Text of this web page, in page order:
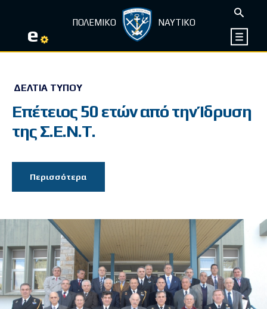
e ΠΟΛΕΜΙΚΟ ΝΑΥΤΙΚΟ
ΔΕΛΤΊΑ ΤΎΠΟΥ
Επέτειος 50 ετών από την Ίδρυση
της Σ.Ε.Ν.Τ.
Περισσότερα